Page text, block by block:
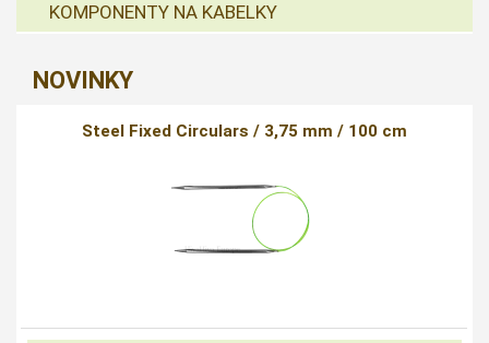
KOMPONENTY NA KABELKY
NOVINKY
Steel Fixed Circulars / 3,75 mm / 100 cm